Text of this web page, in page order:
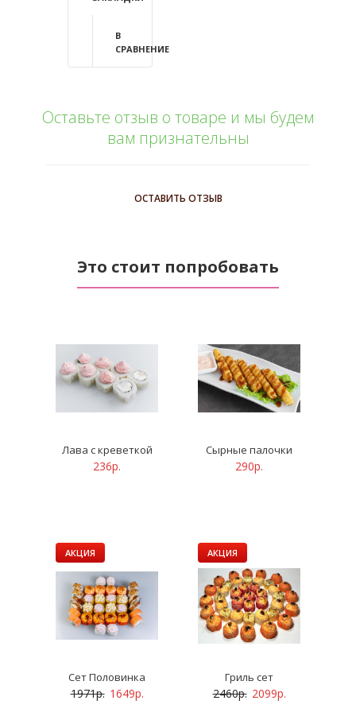
В
СРАВНЕНИЕ
Оставьте отзыв о товаре и мы будем
вам признательны
ОСТАВИТЬ ОТЗЫВ
Это стоит попробовать
Лава с креветкой
236р.
Сырные палочки
290р.
АКЦИЯ
Сет Половинка
1971р. 1649р.
АКЦИЯ
Гриль сет
2460р. 2099р.